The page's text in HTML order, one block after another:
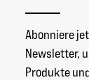
Abonniere
Newsletter,
Produkte